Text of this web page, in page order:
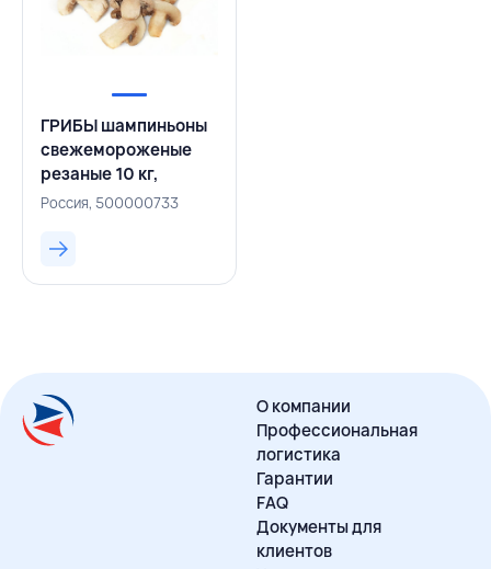
ГРИБЫ шампиньоны
свежемороженые
резаные 10 кг,
РОССИЯ
Россия, 500000733
О компании
Профессиональная
логистика
Гарантии
FAQ
Документы для
клиентов